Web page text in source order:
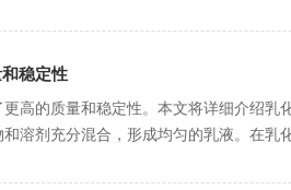
稳定性
高的质量和稳定性。本文将详细介绍乳
溶剂充分混合，形成均匀的乳液。在乳